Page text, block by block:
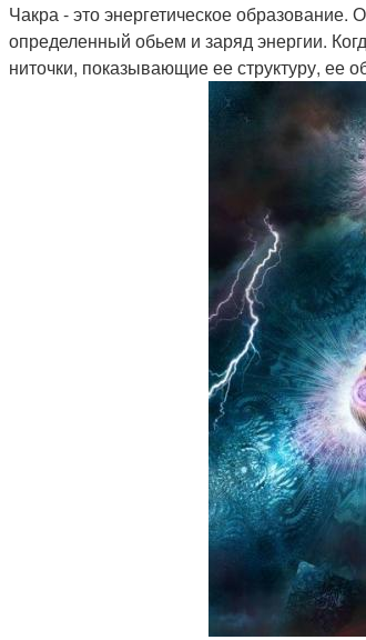
Чакра - это энергетическое
определенный обьем и заряд энергии.
ниточки, показывающие ее структуру, ее